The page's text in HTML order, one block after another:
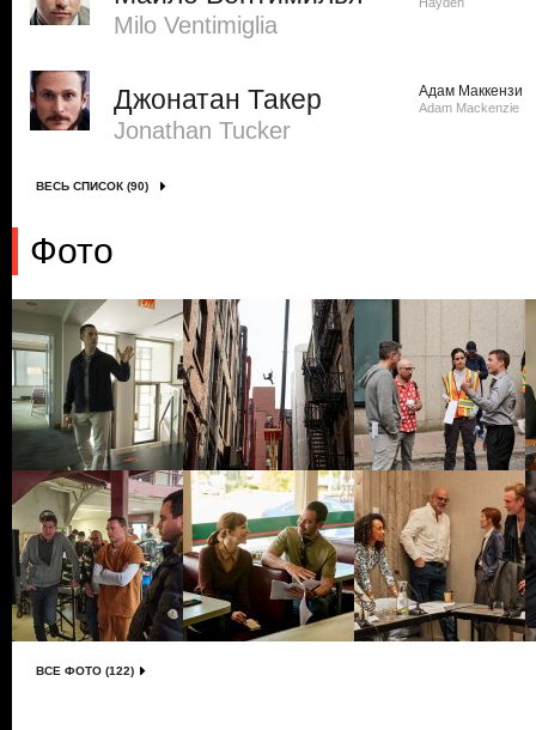
Milo Ventimiglia
Джонатан Такер
Jonathan Tucker
Адам Маккензи
Adam Mackenzie
ВЕСЬ СПИСОК (90)
Фото
ВСЕ ФОТО (122)